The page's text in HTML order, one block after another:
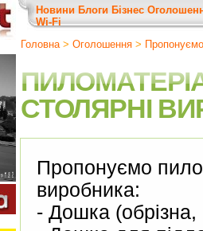
Новини Блоги Бізнес
Wi-Fi
Головна> Оголошення > Пропонуємо
СТОЛЯРНІ
Пропонуємо
виробника:
- Дошка (обрізна,